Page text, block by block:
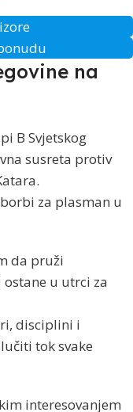
na
B Svjetskog
susreta protiv
za plasman u
da pruži
u utrci za
disciplini i
tok svake
interesovanjem